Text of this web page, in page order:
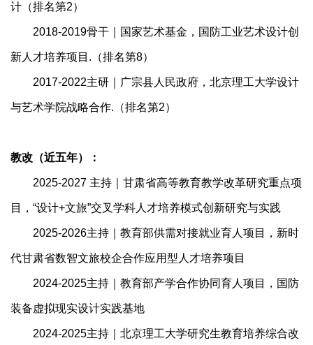
计（排名第2）
2018-2019骨干｜国家艺术基金，国防工业艺术设计创
新人才培养项目.（排名第8）
2017-2022主研｜广宗县人民政府，北京理工大学设计
与艺术学院战略合作.（排名第2）
教改（近五年）：
2025-2027 主持｜甘肃省高等教育教学改革研究重点项
目，“设计+文旅”交叉学科人才培养模式创新研究与实践
2025-2026主持｜教育部供需对接就业育人项目，新时
代甘肃省数智文旅校企合作应用型人才培养项目
2024-2025主持｜教育部产学合作协同育人项目，国防
装备虚拟现实设计实践基地
2024-2025主持｜北京理工大学研究生教育培养综合改